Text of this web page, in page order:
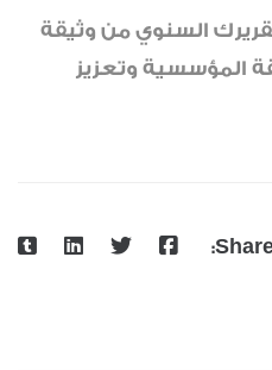
السنوي من وثيقة
المؤسسية وتعزيز